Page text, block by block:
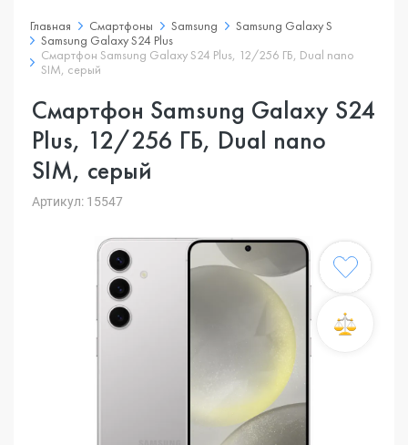
Главная Смартфоны Samsung
Samsung Galaxy S
Samsung Galaxy S24 Plus
Смартфон Samsung Galaxy S24 Plus, 12/256 ГБ, Dual nano
SIM, серый
Смартфон Samsung Galaxy S24
Plus, 12/256 ГБ, Dual nano
SIM, серый
Артикул: 15547